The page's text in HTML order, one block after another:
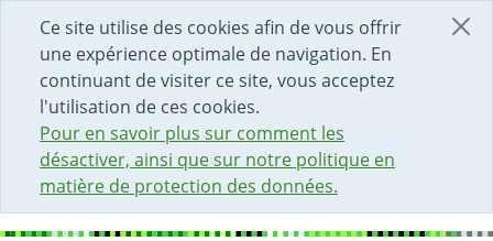
Ce site utilise des cookies afin de vous offrir
une expérience optimale de navigation. En
continuant de visiter ce site, vous acceptez
l'utilisation de ces cookies.
Pour en savoir plus sur comment les
désactiver, ainsi que sur notre politique en
matière de protection des données.
DÉBUT DU CONTENU DE LA PAGE
ACCÈS AU CHAMP DE RECHERCHE
PAGE D'ACCUEIL
FORMULAIRE DE CONTACT